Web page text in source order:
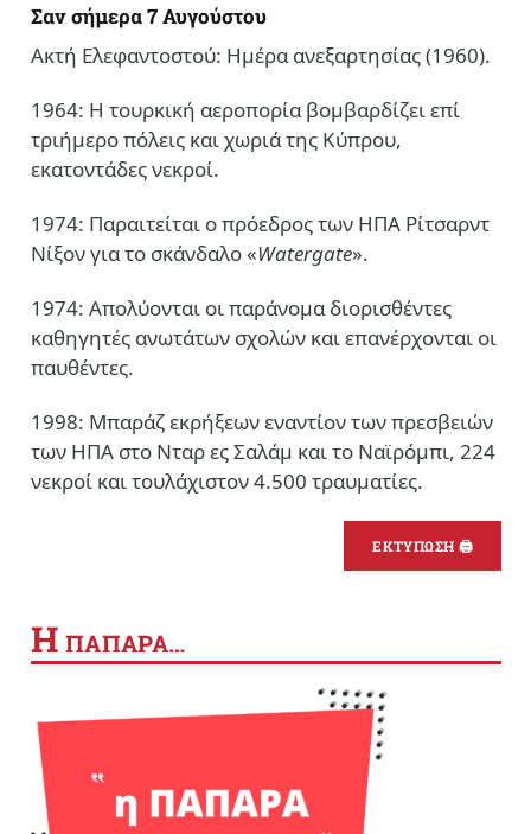
Σαν σήμερα 7 Αυγούστου
Ακτή Ελεφαντοστού: Ημέρα ανεξαρτησίας (1960).
1964: Η τουρκική αεροπορία βομβαρδίζει επί
τριήμερο πόλεις και χωριά της Κύπρου,
εκατοντάδες νεκροί.
1974: Παραιτείται ο πρόεδρος των ΗΠΑ Ρίτσαρντ
Νίξον για το σκάνδαλο «Watergate».
1974: Απολύονται οι παράνομα διορισθέντες
καθηγητές ανωτάτων σχολών και επανέρχονται οι
παυθέντες.
1998: Μπαράζ εκρήξεων εναντίον των πρεσβειών
των ΗΠΑ στο Νταρ ες Σαλάμ και το Ναϊρόμπι, 224
νεκροί και τουλάχιστον 4.500 τραυματίες.
ΕΚΤΥΠΩΣΗ 🖨
Η ΠΑΠΑΡΑ…